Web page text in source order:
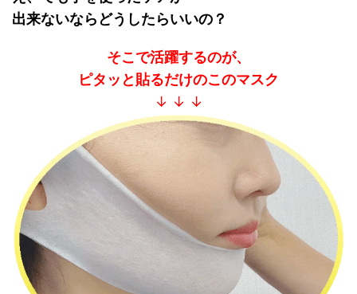
出来ないならどうしたらいいの？
そこで活躍するのが、
ピタッと貼るだけのこのマスク
↓ ↓ ↓